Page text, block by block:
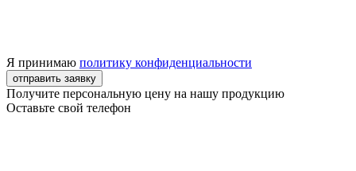
Я принимаю политику конфиденциальности
отправить заявку
Получите персональную цену на нашу продукцию
Оставьте свой телефон